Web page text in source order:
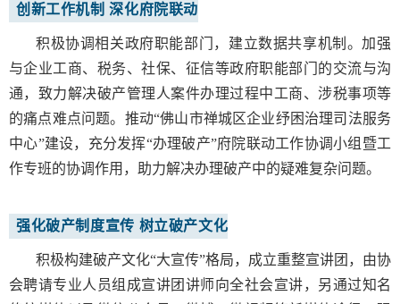
创新工作机制 深化府院联动
积极协调相关政府职能部门，建立数据共享机制。加强
与企业工商、税务、社保、征信等政府职能部门的交流与沟
通，致力解决破产管理人案件办理过程中工商、涉税事项等
的痛点难点问题。推动“佛山市禅城区企业纾困治理司法服务
中心”建设，充分发挥“办理破产”府院联动工作协调小组暨工
作专班的协调作用，助力解决办理破产中的疑难复杂问题。
强化破产制度宣传 树立破产文化
积极构建破产文化“大宣传”格局，成立重整宣讲团，由协
会聘请专业人员组成宣讲团讲师向全社会宣讲，另通过知名